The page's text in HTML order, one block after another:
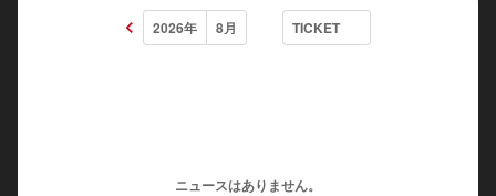
keyboard_arrow_left
ニュースはありません。